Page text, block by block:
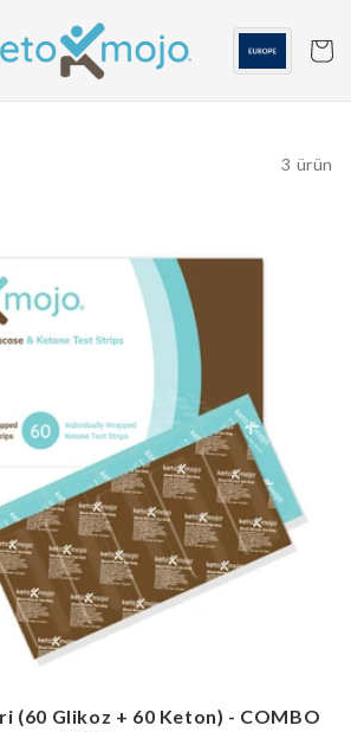
Sepeti
3 ürün
(60 Glikoz + 60 Keton) - COMBO